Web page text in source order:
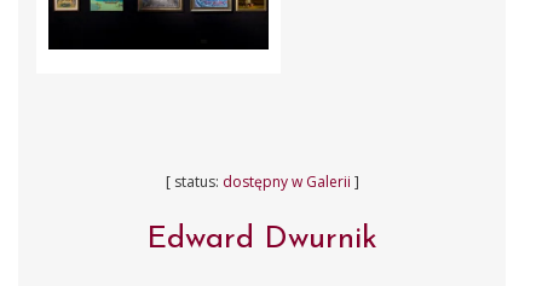
[ status: dostępny w Galerii ]
Edward Dwurnik